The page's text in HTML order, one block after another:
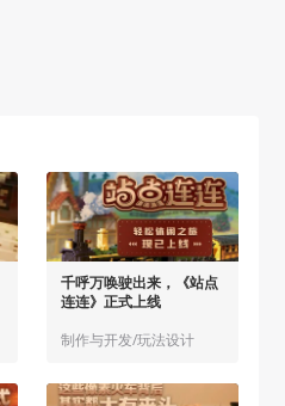
千呼万唤驶出来，《站点
连连》正式上线
制作与开发/玩法设计